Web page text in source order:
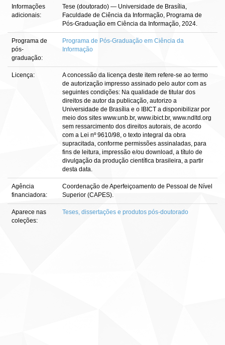
Informações
adicionais:
Tese (doutorado) — Universidade de Brasília,
Faculdade de Ciência da Informação, Programa de
Pós-Graduação em Ciência da Informação, 2024.
Programa de
pós-
graduação:
Programa de Pós-Graduação em Ciência da
Informação
Licença:
A concessão da licença deste item refere-se ao termo
de autorização impresso assinado pelo autor com as
seguintes condições: Na qualidade de titular dos
direitos de autor da publicação, autorizo a
Universidade de Brasília e o IBICT a disponibilizar por
meio dos sites www.unb.br, www.ibict.br, www.ndltd.org
sem ressarcimento dos direitos autorais, de acordo
com a Lei nº 9610/98, o texto integral da obra
supracitada, conforme permissões assinaladas, para
fins de leitura, impressão e/ou download, a título de
divulgação da produção científica brasileira, a partir
desta data.
Agência
financiadora:
Coordenação de Aperfeiçoamento de Pessoal de Nível
Superior (CAPES).
Aparece nas
coleções:
Teses, dissertações e produtos pós-doutorado